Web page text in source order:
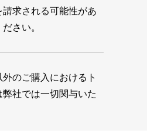
請求される可能性があ
さい。
のご購入におけるト
社では一切関与いた